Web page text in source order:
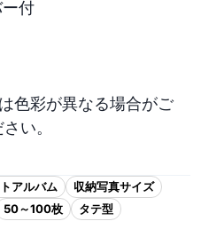
付
色彩が異なる場合がご
い。
アルバム
収納写真サイズ
50～100枚 タテ型